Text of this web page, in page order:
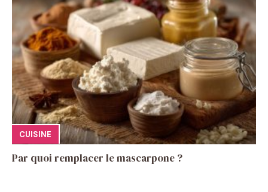
CUISINE
Par quoi remplacer le mascarpone ?